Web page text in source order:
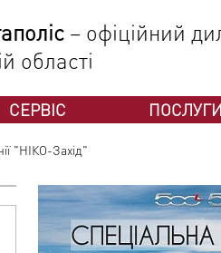
– офіційний
області
СЕРВІС
"НІКО-Захід"